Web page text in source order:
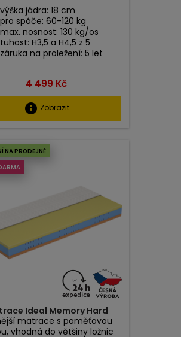
výška jádra: 18 cm
pro spáče: 60-120 kg
max. nosnost: 130 kg/os
tuhost: H3,5 a H4,5 z 5
záruka na proležení: 5 let
Cena
4 499 Kč
info Zobrazit
NA PRODEJNĚ
Ideal Memory Hard
matrace s paměťovou
vhodná do většiny ložnic